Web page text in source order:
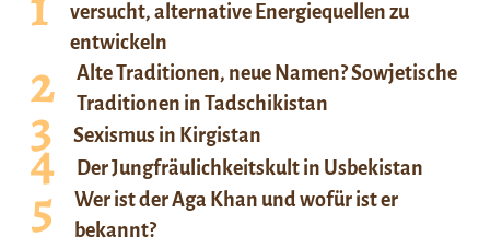
versucht, alternative Energiequellen zu
entwickeln
Alte Traditionen, neue Namen? Sowjetische
Traditionen in Tadschikistan
Sexismus in Kirgistan
Der Jungfräulichkeitskult in Usbekistan
Wer ist der Aga Khan und wofür ist er
bekannt?